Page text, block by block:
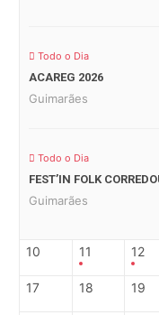
Todo o Dia
ACAREG 2026
Guimarães
Todo o Dia
FEST’IN FOLK
Guimarães
10 11 12
17 18 19